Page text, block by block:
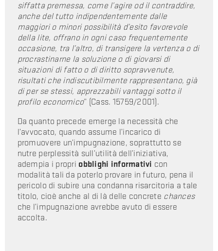
siffatta premessa, come l’agire od il contraddire,
anche del tutto indipendentemente dalle
maggiori o minori possibilità d’esito favorevole
della lite, offrano in ogni caso frequentemente
occasione, tra l’altro, di transigere la vertenza o di
procrastinarne la soluzione o di giovarsi di
situazioni di fatto o di diritto sopravvenute,
risultati che indiscutibilmente rappresentano, già
di per se stessi, apprezzabili vantaggi sotto il
profilo economico” (Cass. 15759/2001).
Da quanto precede emerge la necessità che
l’avvocato, quando assume l’incarico di
promuovere un’impugnazione, soprattutto se
nutre perplessità sull’utilità dell’iniziativa,
adempia i propri obblighi informativi con
modalità tali da poterlo provare in futuro, pena il
pericolo di subire una condanna risarcitoria a tale
titolo, cioè anche al di là delle concrete chances
che l’impugnazione avrebbe avuto di essere
accolta.